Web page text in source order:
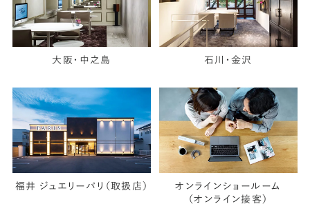
大阪・中之島 石川・金沢
福井 ジュエリーパリ（取扱店）
オンラインショールーム
（オンライン接客）